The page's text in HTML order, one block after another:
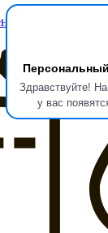
Здравствуйте!
у вас